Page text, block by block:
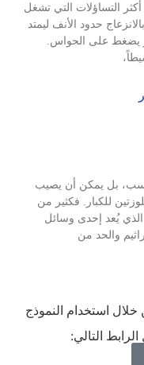
التساؤلات التي تشغل
حدود الأنف ليمتد
يضغط على الحواس.
بل يمكن أن يصيب
للكبار. فكثير من
الذي يُعد إحدى وسائل
والحد من
خلال استخدام النموذج
التالي: